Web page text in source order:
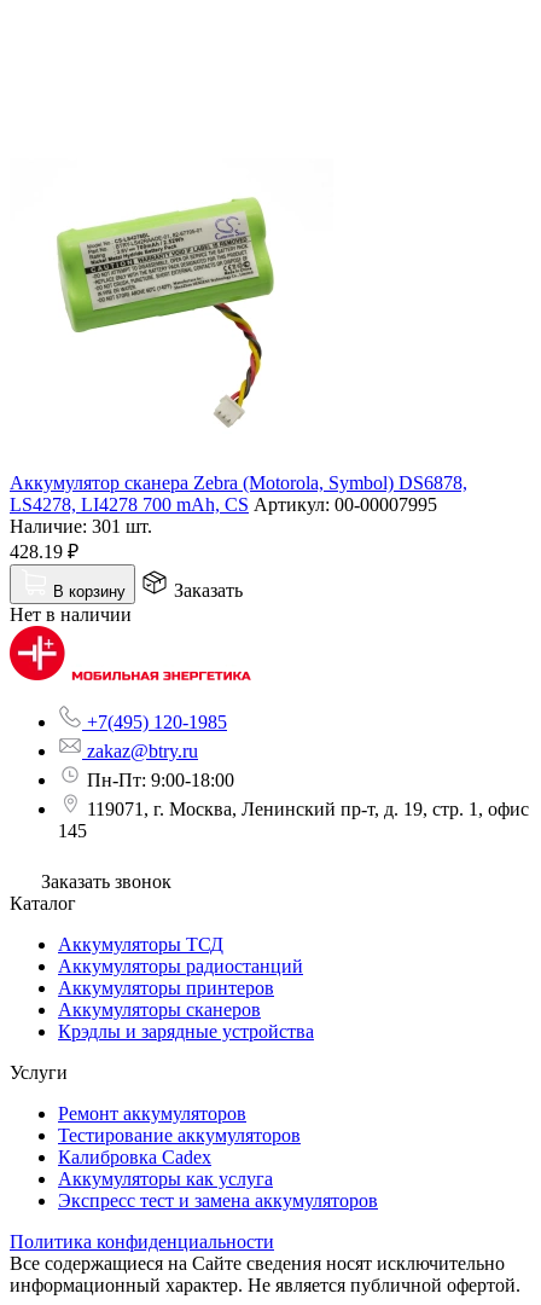
Аккумулятор сканера Zebra (Motorola, Symbol) DS6878,
LS4278, LI4278 700 mAh, CS Артикул: 00-00007995
Наличие: 301 шт.
428.19 ₽
В корзину
Заказать
Нет в наличии
+7(495) 120-1985
zakaz@btry.ru
Пн-Пт: 9:00-18:00
119071, г. Москва, Ленинский пр-т, д. 19, стр. 1, офис
145
Заказать звонок
Каталог
Аккумуляторы ТСД
Аккумуляторы радиостанций
Аккумуляторы принтеров
Аккумуляторы сканеров
Крэдлы и зарядные устройства
Услуги
Ремонт аккумуляторов
Тестирование аккумуляторов
Калибровка Cadex
Аккумуляторы как услуга
Экспресс тест и замена аккумуляторов
Политика конфиденциальности
Все содержащиеся на Сайте сведения носят исключительно
информационный характер. Не является публичной офертой.